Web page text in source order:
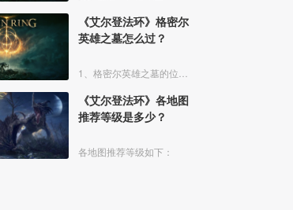
《艾尔登法环》格密尔
英雄之墓怎么过？
《艾尔登法环》各地图
推荐等级是多少？
各地图推荐等级如下：